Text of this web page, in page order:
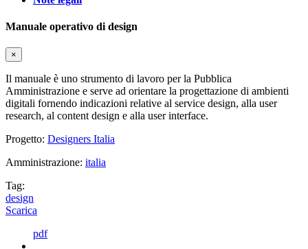
Manuale operativo di design
×
Il manuale è uno strumento di lavoro per la Pubblica
Amministrazione e serve ad orientare la progettazione di ambienti
digitali fornendo indicazioni relative al service design, alla user
research, al content design e alla user interface.
Progetto: Designers Italia
Amministrazione: italia
Tag:
design
Scarica
pdf